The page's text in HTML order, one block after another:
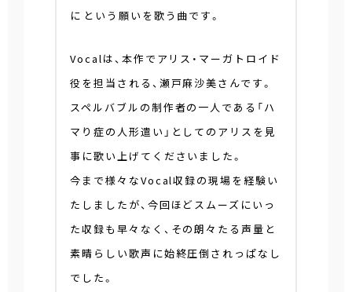
に――という願いを歌う曲です。
Vocalは、本作でアリス・マーガトロイド
役を担当される、瀬戸麻沙美さんです。
スペルバブルの制作者の一人である「ハ
マり症の人形遣い」としてのアリスを見
事に歌い上げてくださいました。
今まで様々なVocal収録の現場を経験い
たしましたが、今回ほどスムーズにいっ
た収録も早々なく、その朗々たる声量と
素晴らしい歌声に始終圧倒されっぱなし
でした。